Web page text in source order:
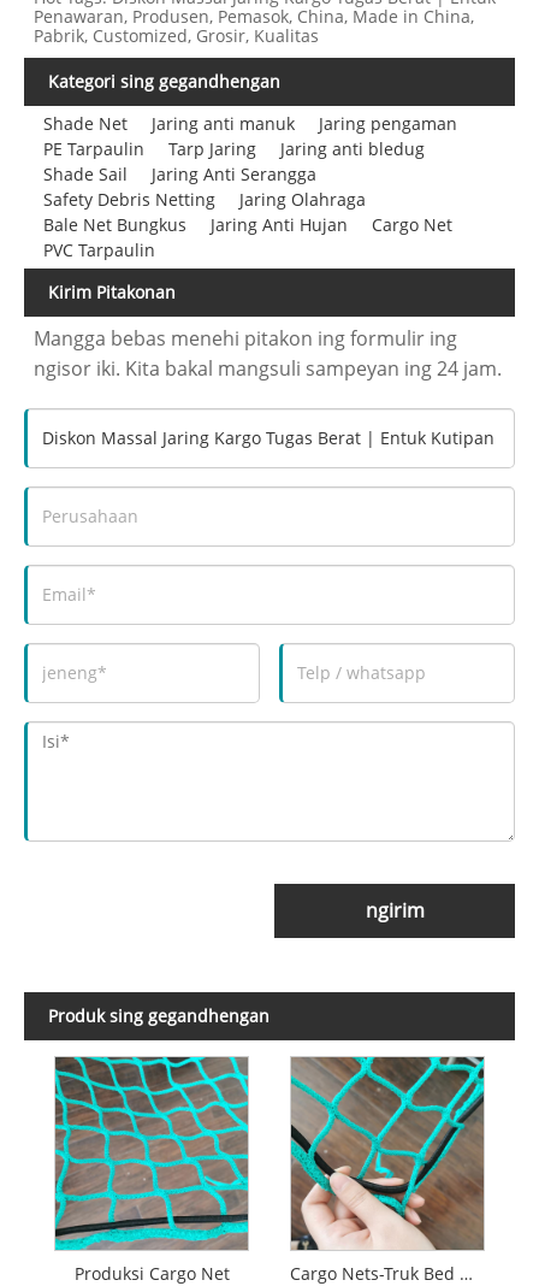
Penawaran, Produsen, Pemasok, China, Made in China,
Pabrik, Customized, Grosir, Kualitas
Kategori sing gegandhengan
Shade Net
Jaring anti manuk
Jaring pengaman
PE Tarpaulin
Tarp Jaring
Jaring anti bledug
Shade Sail
Jaring Anti Serangga
Safety Debris Netting
Jaring Olahraga
Bale Net Bungkus
Jaring Anti Hujan
Cargo Net
PVC Tarpaulin
Kirim Pitakonan
Mangga bebas menehi pitakon ing formulir ing
ngisor iki. Kita bakal mangsuli sampeyan ing 24 jam.
ngirim
Produk sing gegandhengan
Produksi Cargo Net Cargo Nets-Truk Bed Nets